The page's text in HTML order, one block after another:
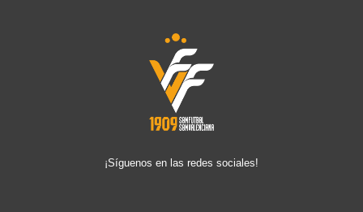
¡Síguenos en las redes sociales!